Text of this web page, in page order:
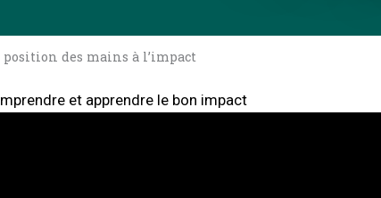
position des mains à l’impact
et apprendre le bon impact